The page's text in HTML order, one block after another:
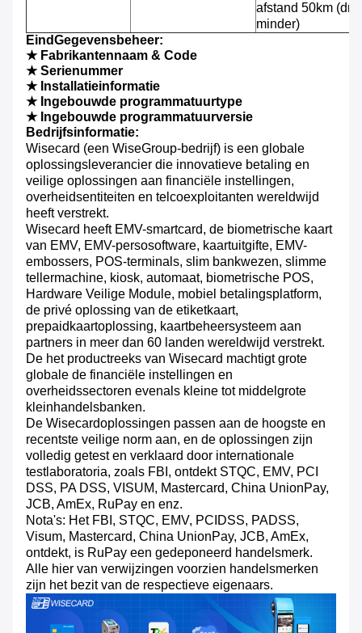
afstand 50km
minder)
EindGegevensbeheer:
★ Fabrikantennaam & Code
★ Serienummer
★ Installatieinformatie
★ Ingebouwde programmatuurtype
★ Ingebouwde programmatuurversie
Bedrijfsinformatie:
Wisecard (een WiseGroup-bedrijf) is een globale
oplossingsleverancier die innovatieve betaling en
veilige oplossingen aan financiële instellingen,
overheidsentiteiten en telcoexploitanten wereldwijd
heeft verstrekt.
Wisecard heeft EMV-smartcard, de biometrische kaart
van EMV, EMV-persosoftware, kaartuitgifte, EMV-
embossers, POS-terminals, slim bankwezen, slimme
tellermachine, kiosk, automaat, biometrische POS,
Hardware Veilige Module, mobiel betalingsplatform,
de privé oplossing van de etiketkaart,
prepaidkaartoplossing, kaartbeheersysteem aan
partners in meer dan 60 landen wereldwijd verstrekt.
De het productreeks van Wisecard machtigt grote
globale de financiële instellingen en
overheidssectoren evenals kleine tot middelgrote
kleinhandelsbanken.
De Wisecardoplossingen passen aan de hoogste en
recentste veilige norm aan, en de oplossingen zijn
volledig getest en verklaard door internationale
testlaboratoria, zoals FBI, ontdekt STQC, EMV, PCI
DSS, PA DSS, VISUM, Mastercard, China UnionPay,
JCB, AmEx, RuPay en enz.
Nota's: Het FBI, STQC, EMV, PCIDSS, PADSS,
Visum, Mastercard, China UnionPay, JCB, AmEx,
ontdekt, is RuPay een gedeponeerd handelsmerk.
Alle hier van verwijzingen voorzien handelsmerken
zijn het bezit van de respectieve eigenaars.